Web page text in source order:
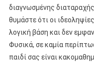
διαγνωσμένης
θυμάστε ότι οι
λογική βάση και δεν
Φυσικά, σε καμία
παιδί σας είναι